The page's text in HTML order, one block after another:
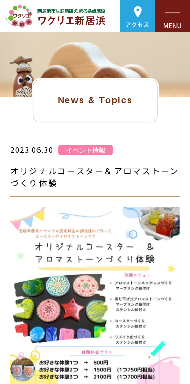
アクセス
News & Topics
2023.06.30 イベント情報
オリジナルコースター＆アロマストーン
づくり体験